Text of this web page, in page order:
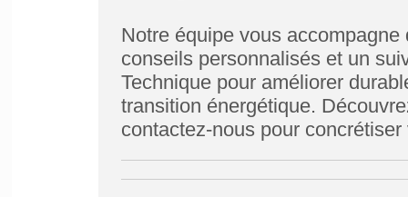
Notre équipe vous accompagne
conseils personnalisés et un
Technique pour améliorer
transition énergétique.
contactez-nous pour concrétiser